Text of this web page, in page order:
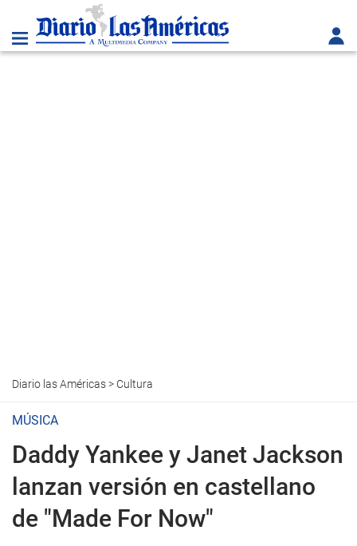
Diario las Américas> Cultura
MÚSICA
Daddy Yankee y Janet Jackson
lanzan versión en castellano
de "Made For Now"